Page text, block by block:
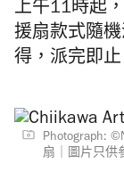
上午11時起
援扇款式隨
得，派完即止
Photograph:
扇｜圖片只供